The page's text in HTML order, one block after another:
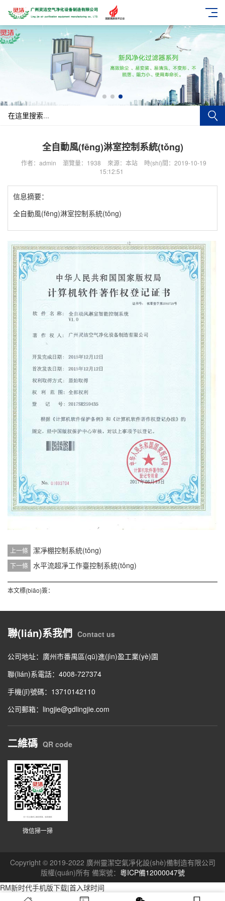
全自動風(fēng)淋室控制系統(tǒng)
作者：admin 瀏覽量：1938 來源：本站
時(shí)間：2019-10-19
15:12:51
信息摘要：
全自動風(fēng)淋室控制系統(tǒng)
上一條 潔凈棚控制系統(tǒng)
下一條 水平流超凈工作臺控制系統(tǒng)
本文標(biāo)簽：
聯(lián)系我們 Contact us
公司地址：廣州市番禺區(qū)進(jìn)盈工業(yè)園
聯(lián)系電話：4008-727374
手機(jī)號碼：13710142110
公司郵箱：lingjie@gdlingjie.com
二維碼 QR code
微信掃一掃
Copyright © 2019-2022 廣州靈潔空氣凈化設(shè)備制造有限公司
版權(quán)所有 備案號： 粵ICP備12000047號
RM新时代手机版下载|首入球时间